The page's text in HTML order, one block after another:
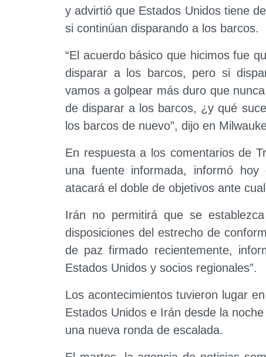
y advirtió que Estados Unidos tiene
si continúan disparando a los barcos.
“El acuerdo básico que hicimos fue
disparar a los barcos, pero si
vamos a golpear más duro que
de disparar a los barcos, ¿y qué
los barcos de nuevo”, dijo en
En respuesta a los comentarios de
una fuente informada, informó
atacará el doble de objetivos ante
Irán no permitirá que se
disposiciones del estrecho de
de paz firmado recientemente,
Estados Unidos y socios regionales”.
Los acontecimientos tuvieron lugar
Estados Unidos e Irán desde la
una nueva ronda de escalada.